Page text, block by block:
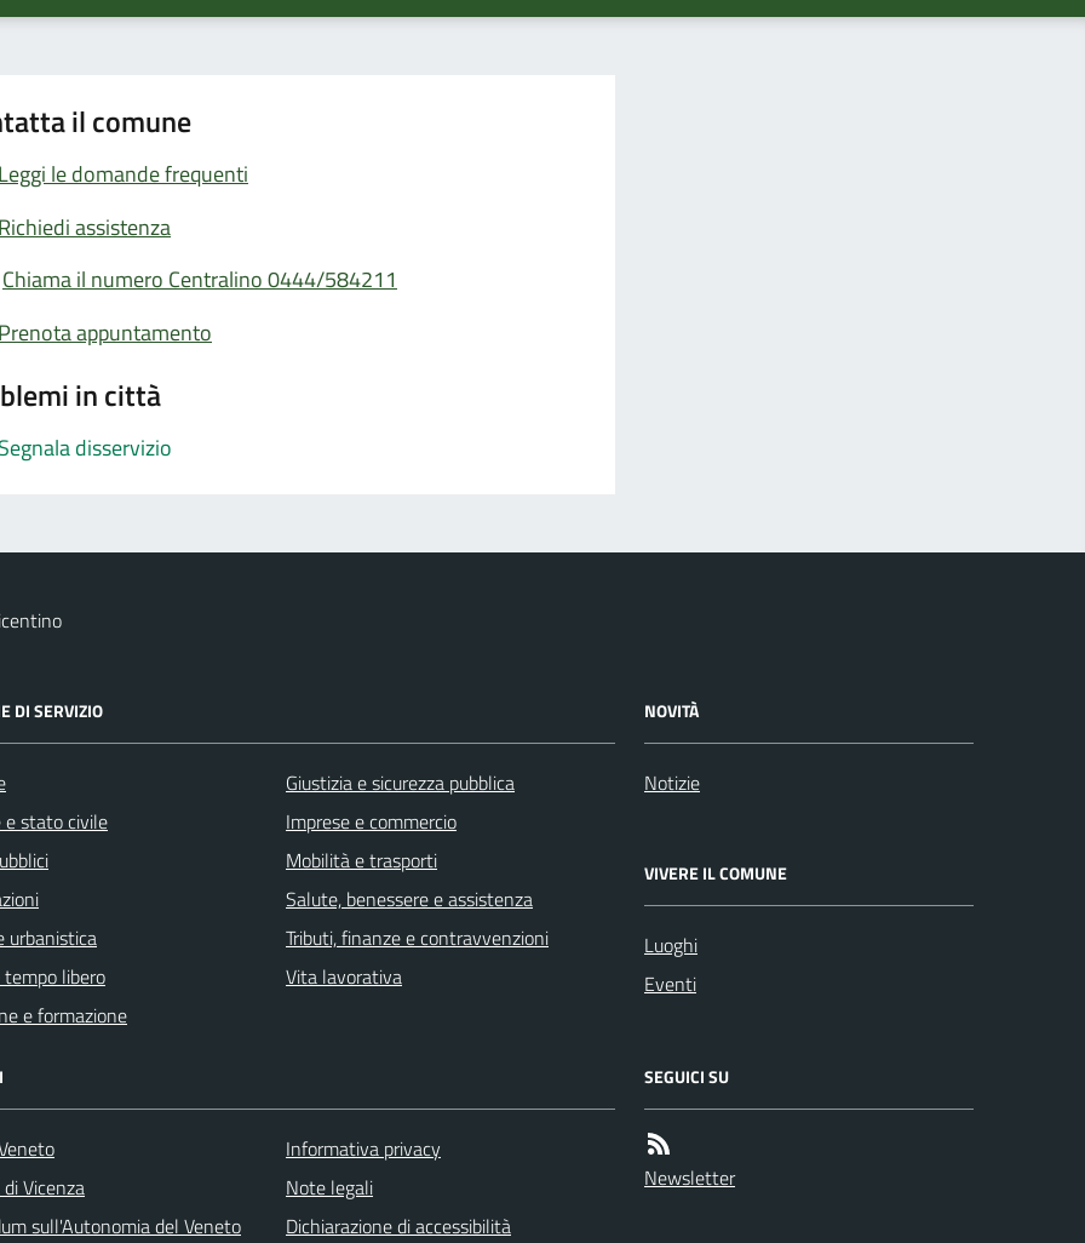
il comune
Leggi le domande frequenti
Richiedi assistenza
Chiama il numero Centralino 0444/584211
Prenota appuntamento
in città
Segnala disservizio
DI SERVIZIO
e stato civile
urbanistica
libero
e formazione
Giustizia e sicurezza pubblica
Imprese e commercio
Mobilità e trasporti
Salute, benessere e assistenza
Tributi, finanze e contravvenzioni
Vita lavorativa
NOVITÀ
Notizie
VIVERE IL COMUNE
Luoghi
Eventi
Vicenza
sull'Autonomia del Veneto
Informativa privacy
Note legali
Dichiarazione di accessibilità
SEGUICI SU
Newsletter